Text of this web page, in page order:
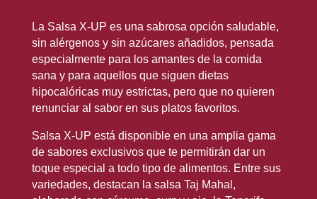
La Salsa X-UP es una sabrosa opción saludable,
sin alérgenos y sin azúcares añadidos, pensada
especialmente para los amantes de la comida
sana y para aquellos que siguen dietas
hipocalóricas muy estrictas, pero que no quieren
renunciar al sabor en sus platos favoritos.
Salsa X-UP está disponible en una amplia gama
de sabores exclusivos que te permitirán dar un
toque especial a todo tipo de alimentos. Entre sus
variedades, destacan la salsa Taj Mahal,